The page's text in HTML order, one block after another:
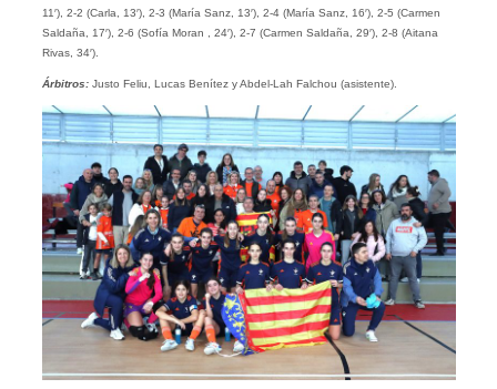
11′), 2-2 (Carla, 13′), 2-3 (María Sanz, 13′), 2-4 (María Sanz, 16′), 2-5 (Carmen
Saldaña, 17′), 2-6 (Sofía Moran , 24′), 2-7 (Carmen Saldaña, 29′), 2-8 (Aitana
Rivas, 34′).
Árbitros:Justo Feliu, Lucas Benítez y Abdel-Lah Falchou (asistente).